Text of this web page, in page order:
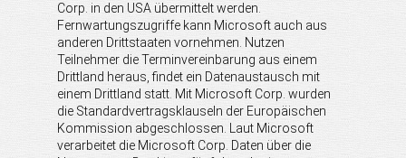
Corp. in den USA übermittelt werden.
Fernwartungszugriffe kann Microsoft auch aus
anderen Drittstaaten vornehmen. Nutzen
Teilnehmer die Terminvereinbarung aus einem
Drittland heraus, findet ein Datenaustausch mit
einem Drittland statt. Mit Microsoft Corp. wurden
die Standardvertragsklauseln der Europäischen
Kommission abgeschlossen. Laut Microsoft
verarbeitet die Microsoft Corp. Daten über die